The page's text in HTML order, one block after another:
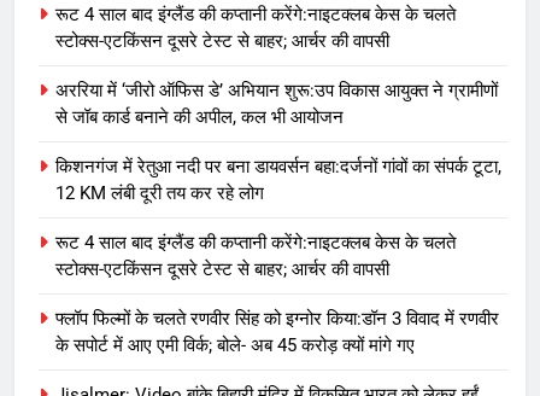
रूट 4 साल बाद इंग्लैंड की कप्तानी करेंगे:नाइटक्लब केस के चलते
स्टोक्स-एटकिंसन दूसरे टेस्ट से बाहर; आर्चर की वापसी
अररिया में ‘जीरो ऑफिस डे’ अभियान शुरू:उप विकास आयुक्त ने ग्रामीणों
से जॉब कार्ड बनाने की अपील, कल भी आयोजन
किशनगंज में रेतुआ नदी पर बना डायवर्सन बहा:दर्जनों गांवों का संपर्क टूटा,
12 KM लंबी दूरी तय कर रहे लोग
रूट 4 साल बाद इंग्लैंड की कप्तानी करेंगे:नाइटक्लब केस के चलते
स्टोक्स-एटकिंसन दूसरे टेस्ट से बाहर; आर्चर की वापसी
फ्लॉप फिल्मों के चलते रणवीर सिंह को इग्नोर किया:डॉन 3 विवाद में रणवीर
के सपोर्ट में आए एमी विर्क; बोले- अब 45 करोड़ क्यों मांगे गए